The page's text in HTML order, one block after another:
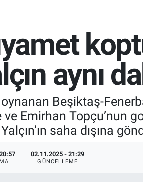
aynı
Beşiktaş-
Emirhan Topçu’nun
Yalçın’ın saha dışına
02.11.2025 - 21:29
GÜNCELLEME